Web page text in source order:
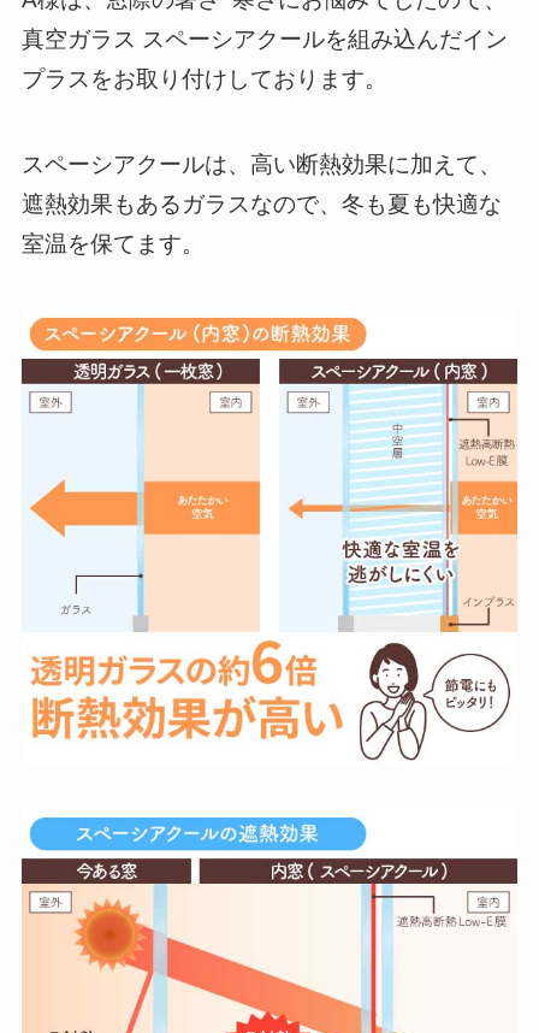
真空ガラス スペーシアクールを組み込んだイン
プラスをお取り付けしております。
スペーシアクールは、高い断熱効果に加えて、
遮熱効果もあるガラスなので、冬も夏も快適な
室温を保てます。